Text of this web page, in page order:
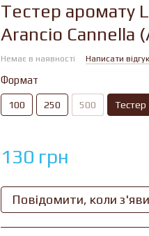
Тестер аромату
Arancio Cannella
Немає в наявності Написати відгук
Формат
100 250 500 Тестер
130 грн
Повідомити, коли